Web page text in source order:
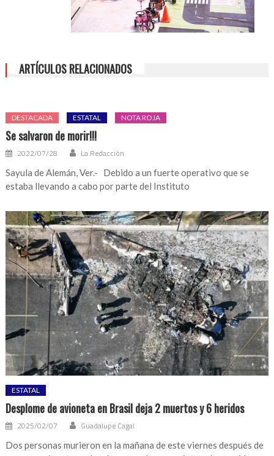
ARTÍCULOS RELACIONADOS
DESTACADA ESTATAL NOTA ROJA
Se salvaron de morir!!!
2022/07/28 La Redacción
Sayula de Alemán, Ver.- Debido a un fuerte operativo que se
estaba llevando a cabo por parte del Instituto
ESTATAL
Desplome de avioneta en Brasil deja 2 muertos y 6 heridos
2025/02/07 Guadalupe Cagal
Dos personas murieron en la mañana de este viernes después de